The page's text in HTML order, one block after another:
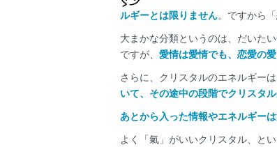
ルギーとは限りません。ですから
大まかな分類というのは、だいた
ですが、 愛情は愛情でも、恋愛の
さらに、クリスタルのエネルギーは
いて、その途中の段階でクリスタ
あとから入った情報やエネルギー
よく「氣」がいいクリスタル、と